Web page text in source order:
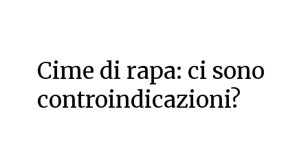
Cime di rapa: ci sono
controindicazioni?